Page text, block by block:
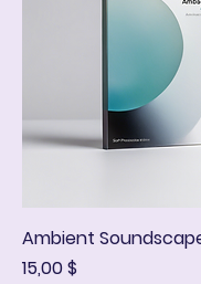
Ambient
Hinta
15,00 $